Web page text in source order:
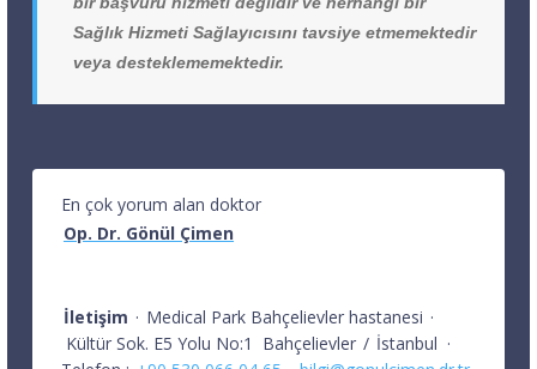
Sağlık Hizmeti Sağlayıcısını tavsiye etmemektedir
veya desteklememektedir.
En çok yorum alan doktor
Op. Dr. Gönül Çimen
İletişim · Medical Park Bahçelievler hastanesi ·
Kültür Sok. E5 Yolu No:1
Bahçelievler / İstanbul ·